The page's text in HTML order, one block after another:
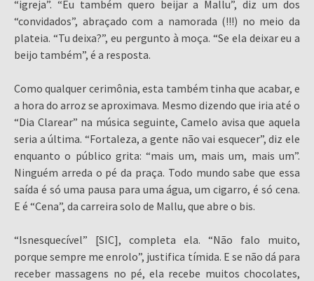
“igreja”. “Eu também quero beijar a Mallu”, diz um dos
“convidados”, abraçado com a namorada (!!!) no meio da
plateia. “Tu deixa?”, eu pergunto à moça. “Se ela deixar eu a
beijo também”, é a resposta.
Como qualquer cerimônia, esta também tinha que acabar, e
a hora do arroz se aproximava. Mesmo dizendo que iria até o
“Dia Clarear” na música seguinte, Camelo avisa que aquela
seria a última. “Fortaleza, a gente não vai esquecer”, diz ele
enquanto o público grita: “mais um, mais um, mais um”.
Ninguém arreda o pé da praça. Todo mundo sabe que essa
saída é só uma pausa para uma água, um cigarro, é só cena.
E é “Cena”, da carreira solo de Mallu, que abre o bis.
“Isnesquecível” [SIC], completa ela. “Não falo muito,
porque sempre me enrolo”, justifica tímida. E se não dá para
receber massagens no pé, ela recebe muitos chocolates,